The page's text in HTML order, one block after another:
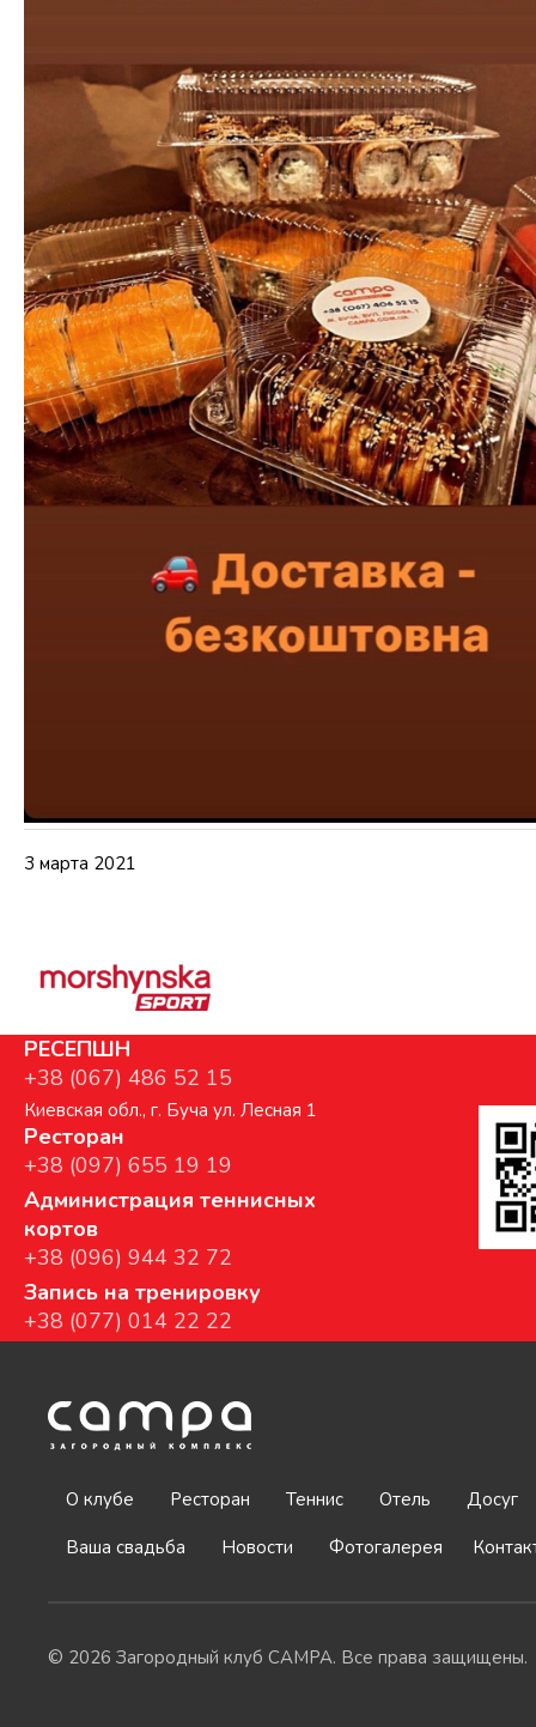
3 марта 2021
РЕСЕПШН
+38 (067) 486 52 15
Киевская обл., г. Буча ул. Лесная 1
Ресторан
+38 (097) 655 19 19
Администрация теннисных
кортов
+38 (096) 944 32 72
Запись на тренировку
+38 (077) 014 22 22
О клубе Ресторан Теннис Отель
Досуг
Ваша свадьба
Новости Фотогалерея
© 2026 Загородный клуб CAMPA. Все права защищены.